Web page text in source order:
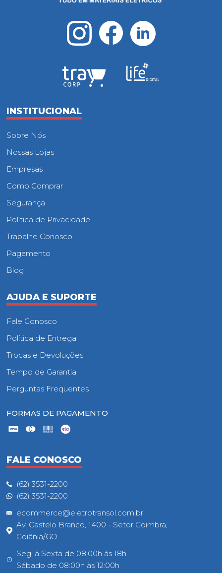
INSTITUCIONAL
Sobre Nós
Nossas Lojas
Empresas
Como Comprar
Segurança
Política de Privacidade
Trabalhe Conosco
Pagamento
Blog
AJUDA E SUPORTE
Fale Conosco
Política de Entrega
Trocas e Devoluções
Tempo de Garantia
Perguntas Frequentes
FORMAS DE PAGAMENTO
FALE CONOSCO
(62) 3531-2200
(62) 3531-2200
ecommerce@eletrotransol.com.br
Av. Castelo Branco, 1400 - Setor Coimbra,
Goiânia/GO
Seg. à Sexta de 08:00h às 18h.
Sábado de 08:00h às 12:00h